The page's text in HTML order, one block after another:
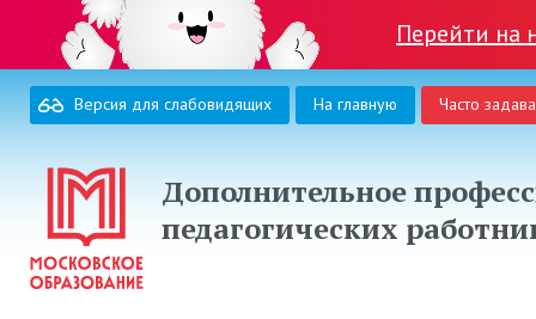
Перейти на
Версия для слабовидящих На главную Часто
Дополнительное
педагогических